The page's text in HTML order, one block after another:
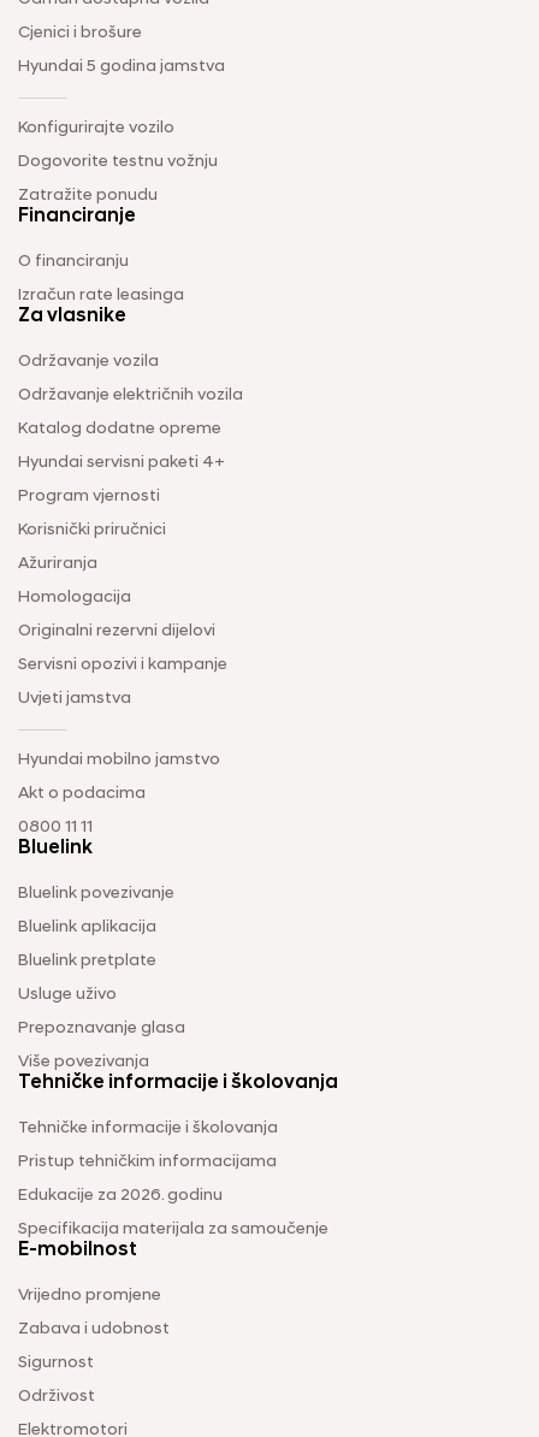
Cjenici i brošure
Hyundai 5 godina jamstva
Konfigurirajte vozilo
Dogovorite testnu vožnju
Zatražite ponudu
Financiranje
O financiranju
Izračun rate leasinga
Za vlasnike
Održavanje vozila
Održavanje električnih vozila
Katalog dodatne opreme
Hyundai servisni paketi 4+
Program vjernosti
Korisnički priručnici
Ažuriranja
Homologacija
Originalni rezervni dijelovi
Servisni opozivi i kampanje
Uvjeti jamstva
Hyundai mobilno jamstvo
Akt o podacima
0800 11 11
Bluelink
Bluelink povezivanje
Bluelink aplikacija
Bluelink pretplate
Usluge uživo
Prepoznavanje glasa
Više povezivanja
Tehničke informacije i školovanja
Tehničke informacije i školovanja
Pristup tehničkim informacijama
Edukacije za 2026. godinu
Specifikacija materijala za samoučenje
E-mobilnost
Vrijedno promjene
Zabava i udobnost
Sigurnost
Održivost
Elektromotori